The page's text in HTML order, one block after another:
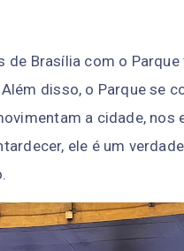
Brasília com o
disso, o Parque se
a cidade, nos
ele é um